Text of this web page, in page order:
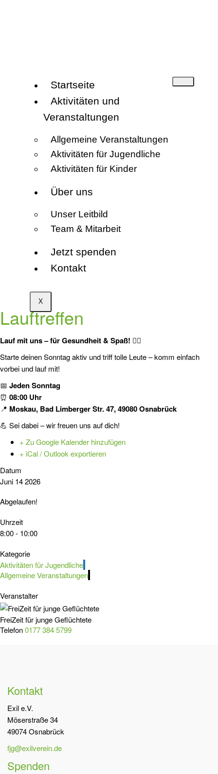
Startseite
Aktivitäten und
Veranstaltungen
Allgemeine Veranstaltungen
Aktivitäten für Jugendliche
Aktivitäten für Kinder
Über uns
Unser Leitbild
Team & Mitarbeit
Jetzt spenden
Kontakt
X
Lauftreffen
Lauf mit uns – für Gesundheit & Spaß! 🏃‍♂️
Starte deinen Sonntag aktiv und triff tolle Leute – komm einfach
vorbei und lauf mit!
📅 Jeden Sonntag
⏰ 08:00 Uhr
📍 Moskau, Bad Limberger Str. 47, 49080 Osnabrück
💪 Sei dabei – wir freuen uns auf dich!
+ Zu Google Kalender hinzufügen
+ iCal / Outlook exportieren
Datum
Juni 14 2026
Abgelaufen!
Uhrzeit
8:00 - 10:00
Kategorie
Aktivitäten für Jugendliche
Allgemeine Veranstaltungen
Veranstalter
FreiZeit für junge Geflüchtete
Telefon0177 384 5799
Kontakt
Exil e.V.
Möserstraße 34
49074 Osnabrück
fjg@exilverein.de
Spenden